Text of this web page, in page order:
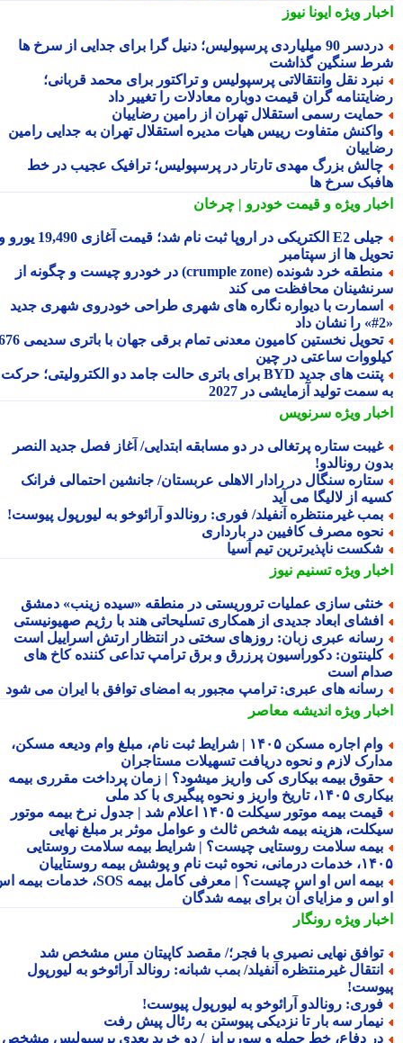
ویژهایونا نیوز
دردسر 90 میلیاردی پرسپولیس؛ دنیل گرا برای جدایی از سرخ ها
سنگین گذاشت
نقل وانتقالاتی پرسپولیس و تراکتور برای محمد قربانی؛
گران قیمت دوباره معادلات را تغییر داد
رسمی استقلال تهران از رامین رضاییان
متفاوت رییس هیات مدیره استقلال تهران به جدایی رامین
بزرگ مهدی تارتار در پرسپولیس؛ ترافیک عجیب در خط
سرخ ها
ویژهو قیمت خودرو | چرخان
جیلی E2 الکتریکی در اروپا ثبت نام شد؛ قیمت آغازی 19,490 یورو و
ها از سپتامبر
منطقه خرد شونده (crumple zone) در خودرو چیست و چگونه از
محافظت می کند
با دیواره نگاره های شهری طراحی خودروی شهری جدید
تحویل نخستین کامیون معدنی تمام برقی جهان با باتری سدیمی 676
ساعتی در چین
پتنت های جدید BYD برای باتری حالت جامد دو الکترولیتی؛ حرکت
سمت تولید آزمایشی در 2027
ویژهسرنویس
ستاره پرتغالی در دو مسابقه ابتدایی/ آغاز فصل جدید النصر
رونالدو!
سنگال در رادار الاهلی عربستان/ جانشین احتمالی فرانک
از لالیگا می آید
غیرمنتظره آنفیلد/ فوری: رونالدو آرائوخو به لیورپول پیوست!
مصرف کافیین در بارداری
ناپذیرترین تیم آسیا
ویژهتسنیم نیوز
سازی عملیات تروریستی در منطقه «سیده زینب» دمشق
ابعاد جدیدی از همکاری تسلیحاتی هند با رژیم صهیونیستی
عبری زبان: روزهای سختی در انتظار ارتش اسراییل است
دکوراسیون پرزرق و برق ترامپ تداعی کننده کاخ های
است
های عبری: ترامپ مجبور به امضای توافق با ایران می شود
ویژهاندیشه معاصر
وام اجاره مسکن ۱۴۰۵ | شرایط ثبت نام، مبلغ وام ودیعه مسکن،
لازم و نحوه دریافت تسهیلات مستاجران
بیمه بیکاری کی واریز میشود؟ | زمان پرداخت مقرری بیمه
واریز و نحوه پیگیری با کد ملی
قیمت بیمه موتور سیکلت ۱۴۰۵ اعلام شد | جدول نرخ بیمه موتور
هزینه بیمه شخص ثالث و عوامل موثر بر مبلغ نهایی
سلامت روستایی چیست؟ | شرایط بیمه سلامت روستایی
نام و پوشش بیمه روستاییان
بیمه اس او اس چیست؟ | معرفی کامل بیمه SOS، خدمات بیمه اس
اس و مزایای آن برای بیمه شدگان
ویژهرونگار
نهایی نصیری با فجر؛/ مقصد کاپیتان مس مشخص شد
غیرمنتظره آنفیلد/ بمب شبانه: رونالد آرائوخو به لیورپول
رونالدو آرائوخو به لیورپول پیوست!
سه بار تا نزدیکی پیوستن به رئال پیش رفت
دفاع، خط حمله و سورپرایز / دو خرید بعدی پرسپولیس مشخص